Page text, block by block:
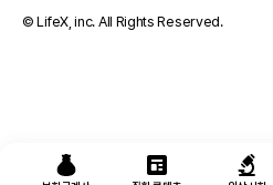
© LifeX, inc. All Rights Reserved.